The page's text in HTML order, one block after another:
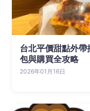
台北平價甜點外
包與購買全攻略
2026年01月16日